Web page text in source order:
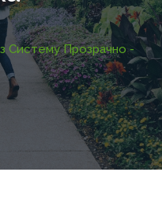
Систему Прозрачно -